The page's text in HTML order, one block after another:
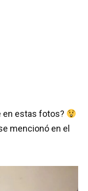
en estas fotos?
mencionó en el